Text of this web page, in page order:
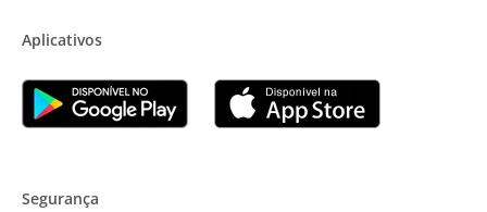
Aplicativos
Segurança